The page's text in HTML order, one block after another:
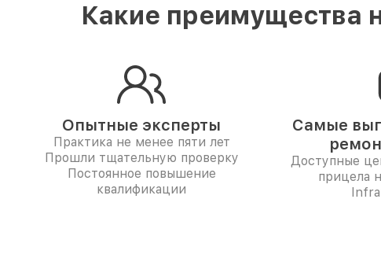
Какие преимущества
Опытные эксперты
Практика не менее пяти лет
Прошли тщательную проверку
Постоянное повышение
квалификации
Самые
Доступные
прицела